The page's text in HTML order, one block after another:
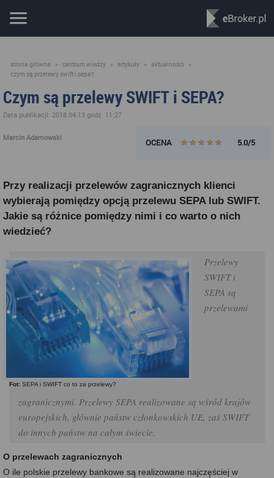
strona główna » centrum wiedzy » artykuły » aktualności
»
czym są przelewy swift i sepa?
Czym są przelewy SWIFT i SEPA?
Data publikacji: 2018.04.13 godz. 11:27
Marcin Adamowski OCENA 5.0/5
Przy realizacji przelewów zagranicznych klienci
wybierają pomiędzy opcją przelewu SEPA lub SWIFT.
Jakie są różnice pomiędzy nimi i co warto o nich
wiedzieć?
Fot: SEPA i SWIFT co to za przelewy?
Przelewy
SWIFT i
SEPA są
przelewami
zagranicznymi. Przelewy SEPA realizowane są wśród krajów
europejskich, głównie państw członkowskich UE, zaś SWIFT
do innych państw na całym świecie.
O przelewach zagranicznych
O ile polskie przelewy bankowe są realizowane najczęściej w